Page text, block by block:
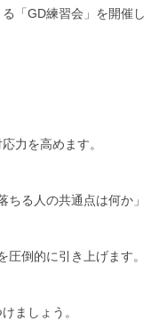
「GD練習会」を開催し
力を高めます。
る人の共通点は何か」
倒的に引き上げます。
ましょう。